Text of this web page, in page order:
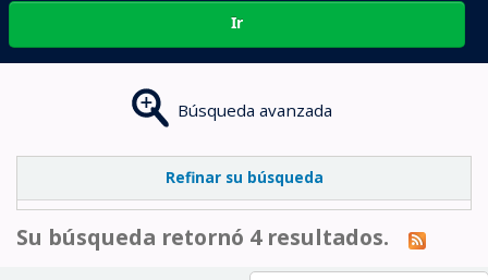
Ir
Búsqueda avanzada
Refinar su búsqueda
Su búsqueda retornó 4 resultados.